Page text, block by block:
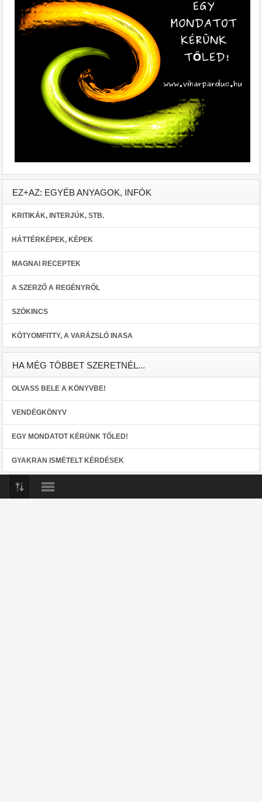
EZ+AZ: EGYÉB ANYAGOK, INFÓK
KRITIKÁK, INTERJÚK, STB.
HÁTTÉRKÉPEK, KÉPEK
MAGNAI RECEPTEK
A SZERZŐ A REGÉNYRŐL
SZÓKINCS
KÓTYOMFITTY, A VARÁZSLÓ INASA
HA MÉG TÖBBET SZERETNÉL...
OLVASS BELE A KÖNYVBE!
VENDÉGKÖNYV
EGY MONDATOT KÉRÜNK TŐLED!
GYAKRAN ISMÉTELT KÉRDÉSEK